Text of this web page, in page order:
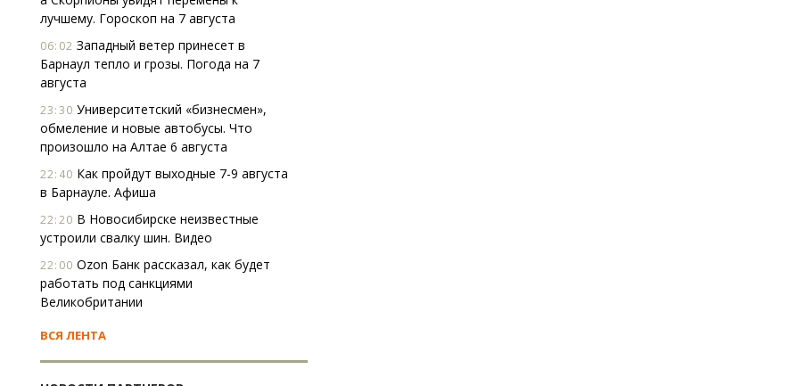
лучшему. Гороскоп на 7 августа
06:02 Западный ветер принесет в
Барнаул тепло и грозы. Погода на 7
августа
23:30 Университетский «бизнесмен»,
обмеление и новые автобусы. Что
произошло на Алтае 6 августа
22:40 Как пройдут выходные 7-9 августа
в Барнауле. Афиша
22:20 В Новосибирске неизвестные
устроили свалку шин. Видео
22:00 Ozon Банк рассказал, как будет
работать под санкциями
Великобритании
ВСЯ ЛЕНТА